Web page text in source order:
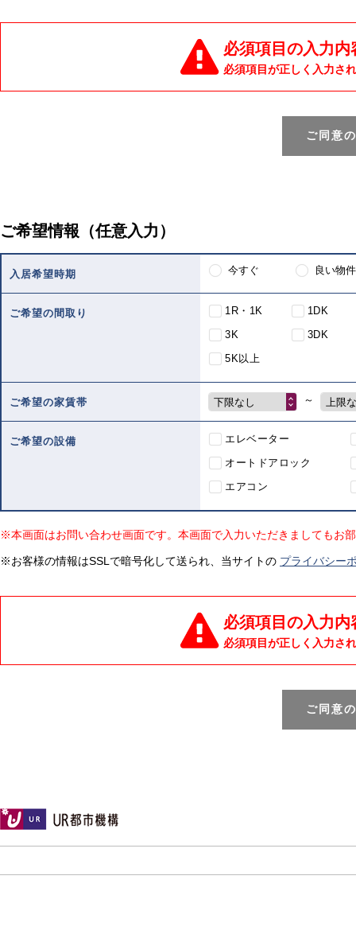
必須項目の入力
必須項目が正しく入力さ
ご同意
ご希望情報（任意入力）
入居希望時期 今すぐ 良い物
ご希望の間取り 1R・1K
1DK
3K
3DK
5K以上
ご希望の家賃帯 下限なし ～ 上限
ご希望の設備
エレベーター
オートドアロック
エアコン
※本画面はお問い合わせ画面です。本画面で入力いただきましてもお
※お客様の情報はSSLで暗号化して送られ、当サイトの プライバシー
必須項目の入力
必須項目が正しく入力さ
ご同意